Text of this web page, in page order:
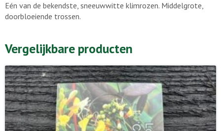
Eén van de bekendste, sneeuwwitte klimrozen. Middelgrote,
doorbloeiende trossen.
Vergelijkbare producten